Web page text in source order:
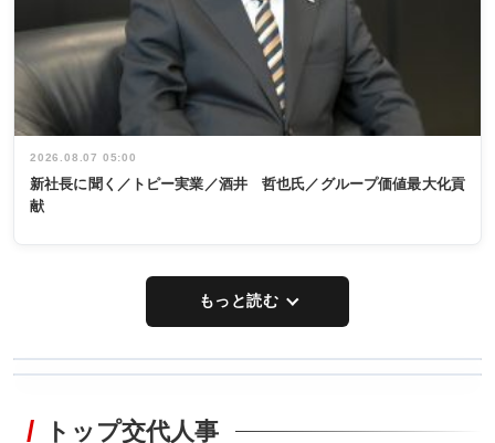
2026.08.07 05:00
新社長に聞く／トピー実業／酒井 哲也氏／グループ価値最大化貢
献
もっと読む
非鉄業界で
タックトレー
トップ交代人事